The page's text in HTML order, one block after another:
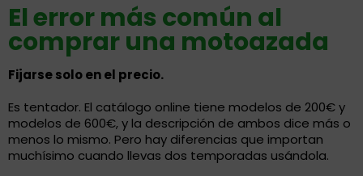
El error más común al
comprar una motoazada
Fijarse solo en el precio.
Es tentador. El catálogo online tiene modelos de 200€ y
modelos de 600€, y la descripción de ambos dice más o
menos lo mismo. Pero hay diferencias que importan
muchísimo cuando llevas dos temporadas usándola.